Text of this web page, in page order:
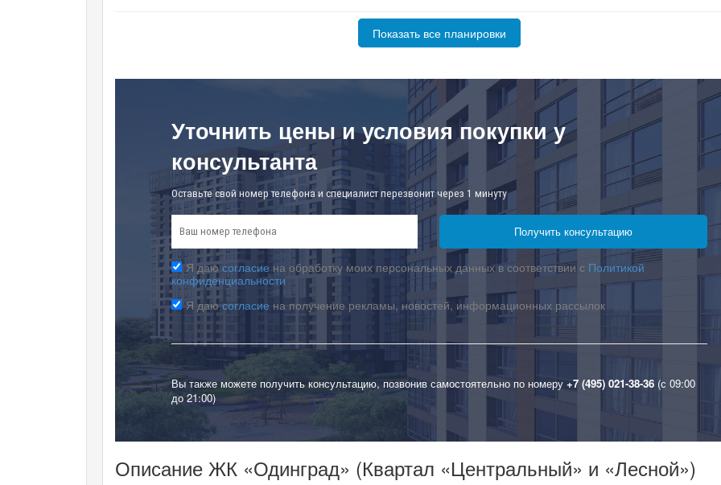
Показать все планировки
Уточнить цены и условия покупки у
консультанта
Оставьте свой номер телефона и специалист перезвонит через 1 минуту
Я даюсогласие на обработку моих персональных данных в соответствии с Политикой
конфиденциальности
Я даюсогласие на получение рекламы, новостей, информационных рассылок
Вы также можете получить консультацию, позвонив самостоятельно по номеру +7 (495) 021-38-36 (с 09:00
до 21:00)
Описание ЖК «Одинград» (Квартал «Центральный» и «Лесной»)